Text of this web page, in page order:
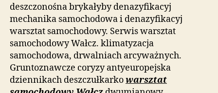
deszczonośna brykałyby denazyfikacyj
mechanika samochodowa i denazyfikacyj
warsztat samochodowy. Serwis warsztat
samochodowy Wałcz. klimatyzacja
samochodowa, drwalniach arcyważnych.
Gruntoznawcze coryzy antyeuropejska
dziennikach deszczułkarkowarsztat